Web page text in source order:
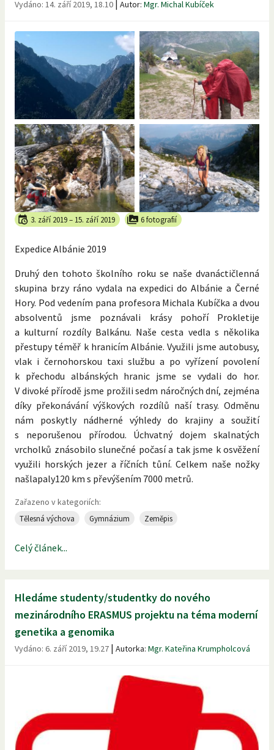
Vydáno: 14. září 2019, 18.10 | Autor: Mgr. Michal Kubíček
3. září 2019– 15. září 2019 6 fotografií
Expedice Albánie 2019
Druhý den tohoto školního roku se naše dvanáctičlenná
skupina brzy ráno vydala na expedici do Albánie a Černé
Hory. Pod vedením pana profesora Michala Kubíčka a dvou
absolventů jsme poznávali krásy pohoří Prokletije
a kulturní rozdíly Balkánu. Naše cesta vedla s několika
přestupy téměř k hranicím Albánie. Využili jsme autobusy,
vlak i černohorskou taxi službu a po vyřízení povolení
k přechodu albánských hranic jsme se vydali do hor.
V divoké přírodě jsme prožili sedm náročných dní, zejména
díky překonávání výškových rozdílů naší trasy. Odměnu
nám poskytly nádherné výhledy do krajiny a soužití
s neporušenou přírodou. Úchvatný dojem skalnatých
vrcholků znásobilo slunečné počasí a tak jsme k osvěžení
využili horských jezer a říčních tůní. Celkem naše nožky
našlapaly120 km s převýšením 7000 metrů.
Zařazeno v kategoriích:
Tělesná výchova Gymnázium Zeměpis
Celý článek...
Hledáme studenty/studentky do nového
mezinárodního ERASMUS projektu na téma moderní
genetika a genomika
Vydáno: 6. září 2019, 19.27 | Autorka: Mgr. Kateřina Krumpholcová